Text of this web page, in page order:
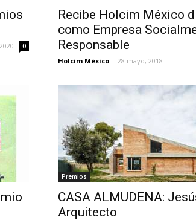
0
Recibe Holcim México
como Empresa
Responsable
Holcim México - 28 mayo, 2018
Premios
CASA ALMUDENA:
Arquitecto